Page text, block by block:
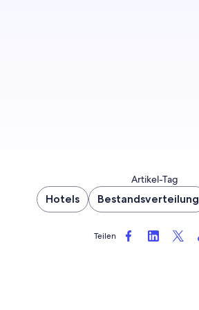
Artikel-Tag
Hotels Bestandsverteilung
Teilen